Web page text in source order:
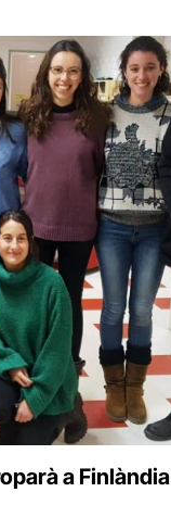
a Finlàndia